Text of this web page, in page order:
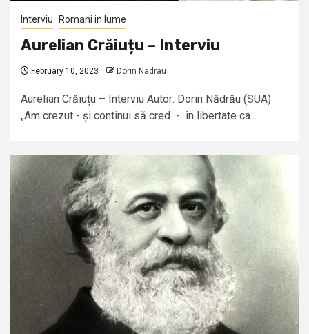
Interviu Romani in lume
Aurelian Crăiuțu – Interviu
February 10, 2023 Dorin Nadrau
Aurelian Crăiuțu – Interviu Autor: Dorin Nădrău (SUA)
„Am crezut - și continui să cred - în libertate ca...